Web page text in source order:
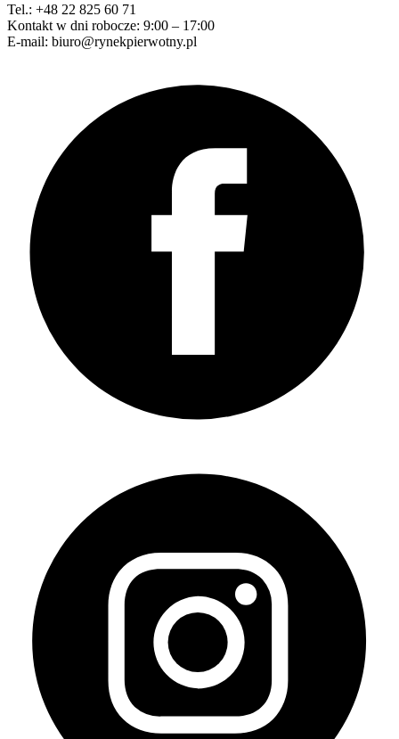
Tel.: +48 22 825 60 71
Kontakt w dni robocze: 9:00 – 17:00
E-mail: biuro@rynekpierwotny.pl